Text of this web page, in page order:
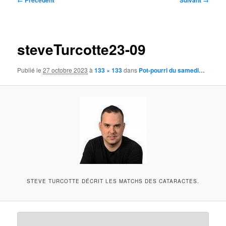
steveTurcotte23-09
Publié le27 octobre 2023 à133 × 133dans Pot-pourri du samedi…
STEVE TURCOTTE DÉCRIT LES MATCHS DES CATARACTES.